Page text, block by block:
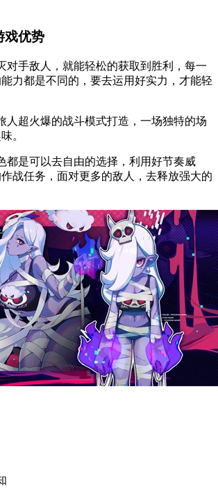
戏优势
手敌人，就能轻松的获取到胜利，每一
力都是不同的，要去运用好实力，才能轻
超火爆的战斗模式打造，一场独特的场
。
是可以去自由的选择，利用好节奏威
战任务，面对更多的敌人，去释放强大的